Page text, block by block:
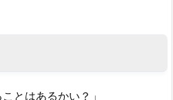
とはあるかい？」